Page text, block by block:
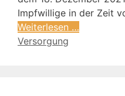
Impfwillige in der Zeit
Weiterlesen …
Versorgung